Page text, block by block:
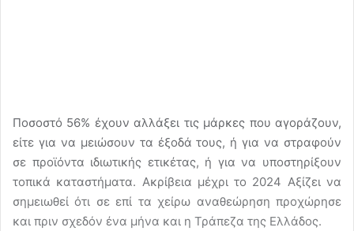
Ποσοστό 56% έχουν αλλάξει τις μάρκες που αγοράζουν,
είτε για να μειώσουν τα έξοδά τους, ή για να στραφούν
σε προϊόντα ιδιωτικής ετικέτας, ή για να υποστηρίξουν
τοπικά καταστήματα. Ακρίβεια μέχρι το 2024 Αξίζει να
σημειωθεί ότι σε επί τα χείρω αναθεώρηση προχώρησε
και πριν σχεδόν ένα μήνα και η Τράπεζα της Ελλάδος.